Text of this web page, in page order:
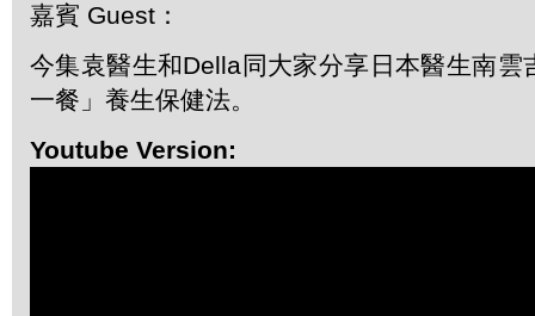
嘉賓 Guest：
今集袁醫生和Della同大家分享日本醫生南雲
一餐」養生保健法。
Youtube Version: